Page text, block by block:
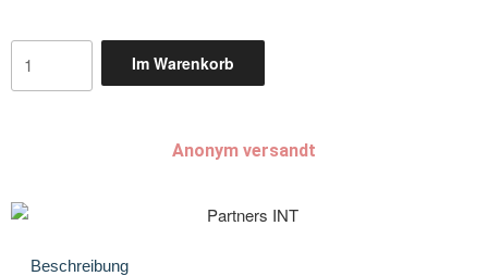
Im Warenkorb
Anonym versandt
Beschreibung